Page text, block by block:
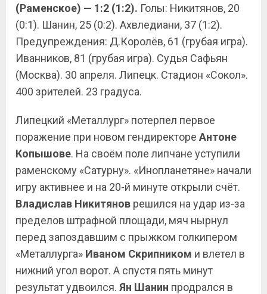
(Раменское) — 1:2 (1:2). Голы: Никитянов, 20
(0:1). Шанин, 25 (0:2). Ахвледиани, 37 (1:2).
Предупреждения: Д.Королёв, 61 (грубая игра).
Иванников, 81 (грубая игра). Судья Сафьян
(Москва). 30 апреля. Липецк. Стадион «Сокол».
400 зрителей. 23 градуса.
Липецкий «Металлург» потерпел первое
поражение при новом гендиректоре Антоне
Копышове. На своём поле липчане уступили
раменскому «Сатурну». «Инопланетяне» начали
игру активнее и на 20-й минуте открыли счёт.
Владислав Никитянов решился на удар из-за
пределов штрафной площади, мяч нырнул
перед запоздавшим с прыжком голкипером
«Металлурга» Иваном Скрипником и влетел в
нижний угол ворот. А спустя пять минут
результат удвоился. Ян Шанин продрался в